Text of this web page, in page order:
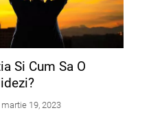
Si Cum Sa O
martie 19, 2023